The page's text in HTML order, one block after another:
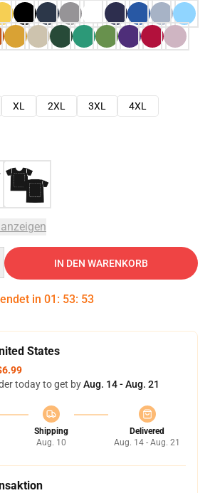
XL 2XL 3XL
4XL
IN DEN WARENKORB
in 01 : 53: 53
States
today to get byAug. 14 - Aug. 21
Shipping
Aug. 10
Delivered
Aug. 14 - Aug. 21